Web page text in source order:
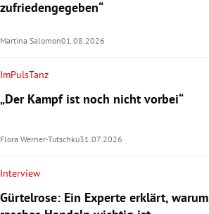
zufriedengegeben“
Martina Salomon01.08.2026
ImPulsTanz
„Der Kampf ist noch nicht vorbei“
Flora Werner-Tutschku31.07.2026
Interview
Gürtelrose: Ein Experte erklärt, warum